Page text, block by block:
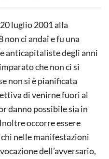
luglio 2001 alla
ci andai e fu una
anticapitaliste degli anni
che non ci si
non si è pianificata
di venirne fuori al
danno possibile sia in
occorre essere
nelle manifestazioni
dell’avversario,